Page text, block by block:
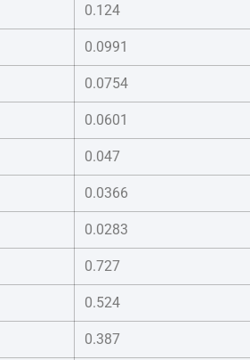
0.124
0.0991
0.0754
0.0601
0.047
0.0366
0.0283
0.727
0.524
0.387